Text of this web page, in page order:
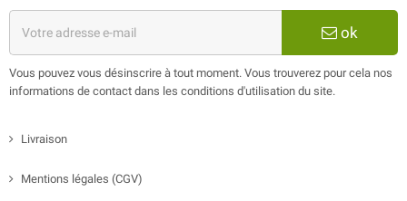
ok
Vous pouvez vous désinscrire à tout moment. Vous trouverez pour cela nos
informations de contact dans les conditions d'utilisation du site.
Livraison
Mentions légales (CGV)